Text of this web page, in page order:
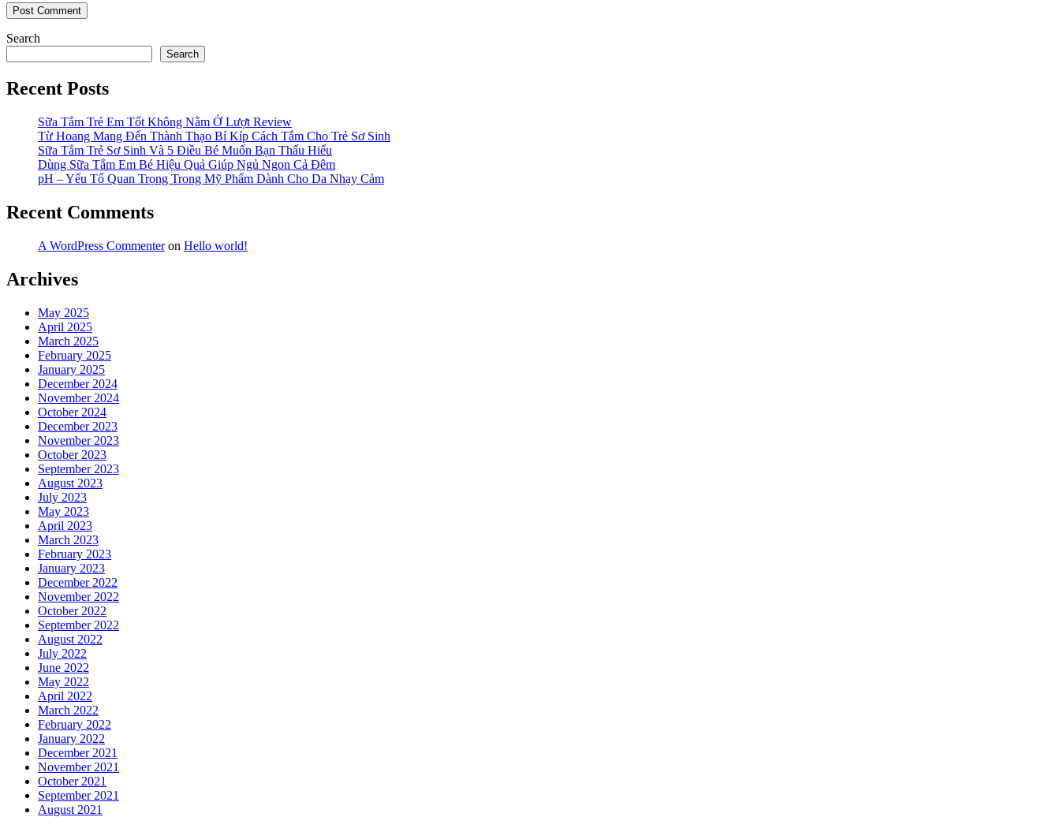
Search
Search
Recent Posts
Sữa Tắm Trẻ Em Tốt Không Nằm Ở Lượt Review
Từ Hoang Mang Đến Thành Thạo Bí Kíp Cách Tắm Cho Trẻ Sơ Sinh
Sữa Tắm Trẻ Sơ Sinh Và 5 Điều Bé Muốn Bạn Thấu Hiểu
Dùng Sữa Tắm Em Bé Hiệu Quả Giúp Ngủ Ngon Cả Đêm
pH – Yếu Tố Quan Trọng Trong Mỹ Phẩm Dành Cho Da Nhạy Cảm
Recent Comments
A WordPress Commenteron Hello world!
Archives
May 2025
April 2025
March 2025
February 2025
January 2025
December 2024
November 2024
October 2024
December 2023
November 2023
October 2023
September 2023
August 2023
July 2023
May 2023
April 2023
March 2023
February 2023
January 2023
December 2022
November 2022
October 2022
September 2022
August 2022
July 2022
June 2022
May 2022
April 2022
March 2022
February 2022
January 2022
December 2021
November 2021
October 2021
September 2021
August 2021